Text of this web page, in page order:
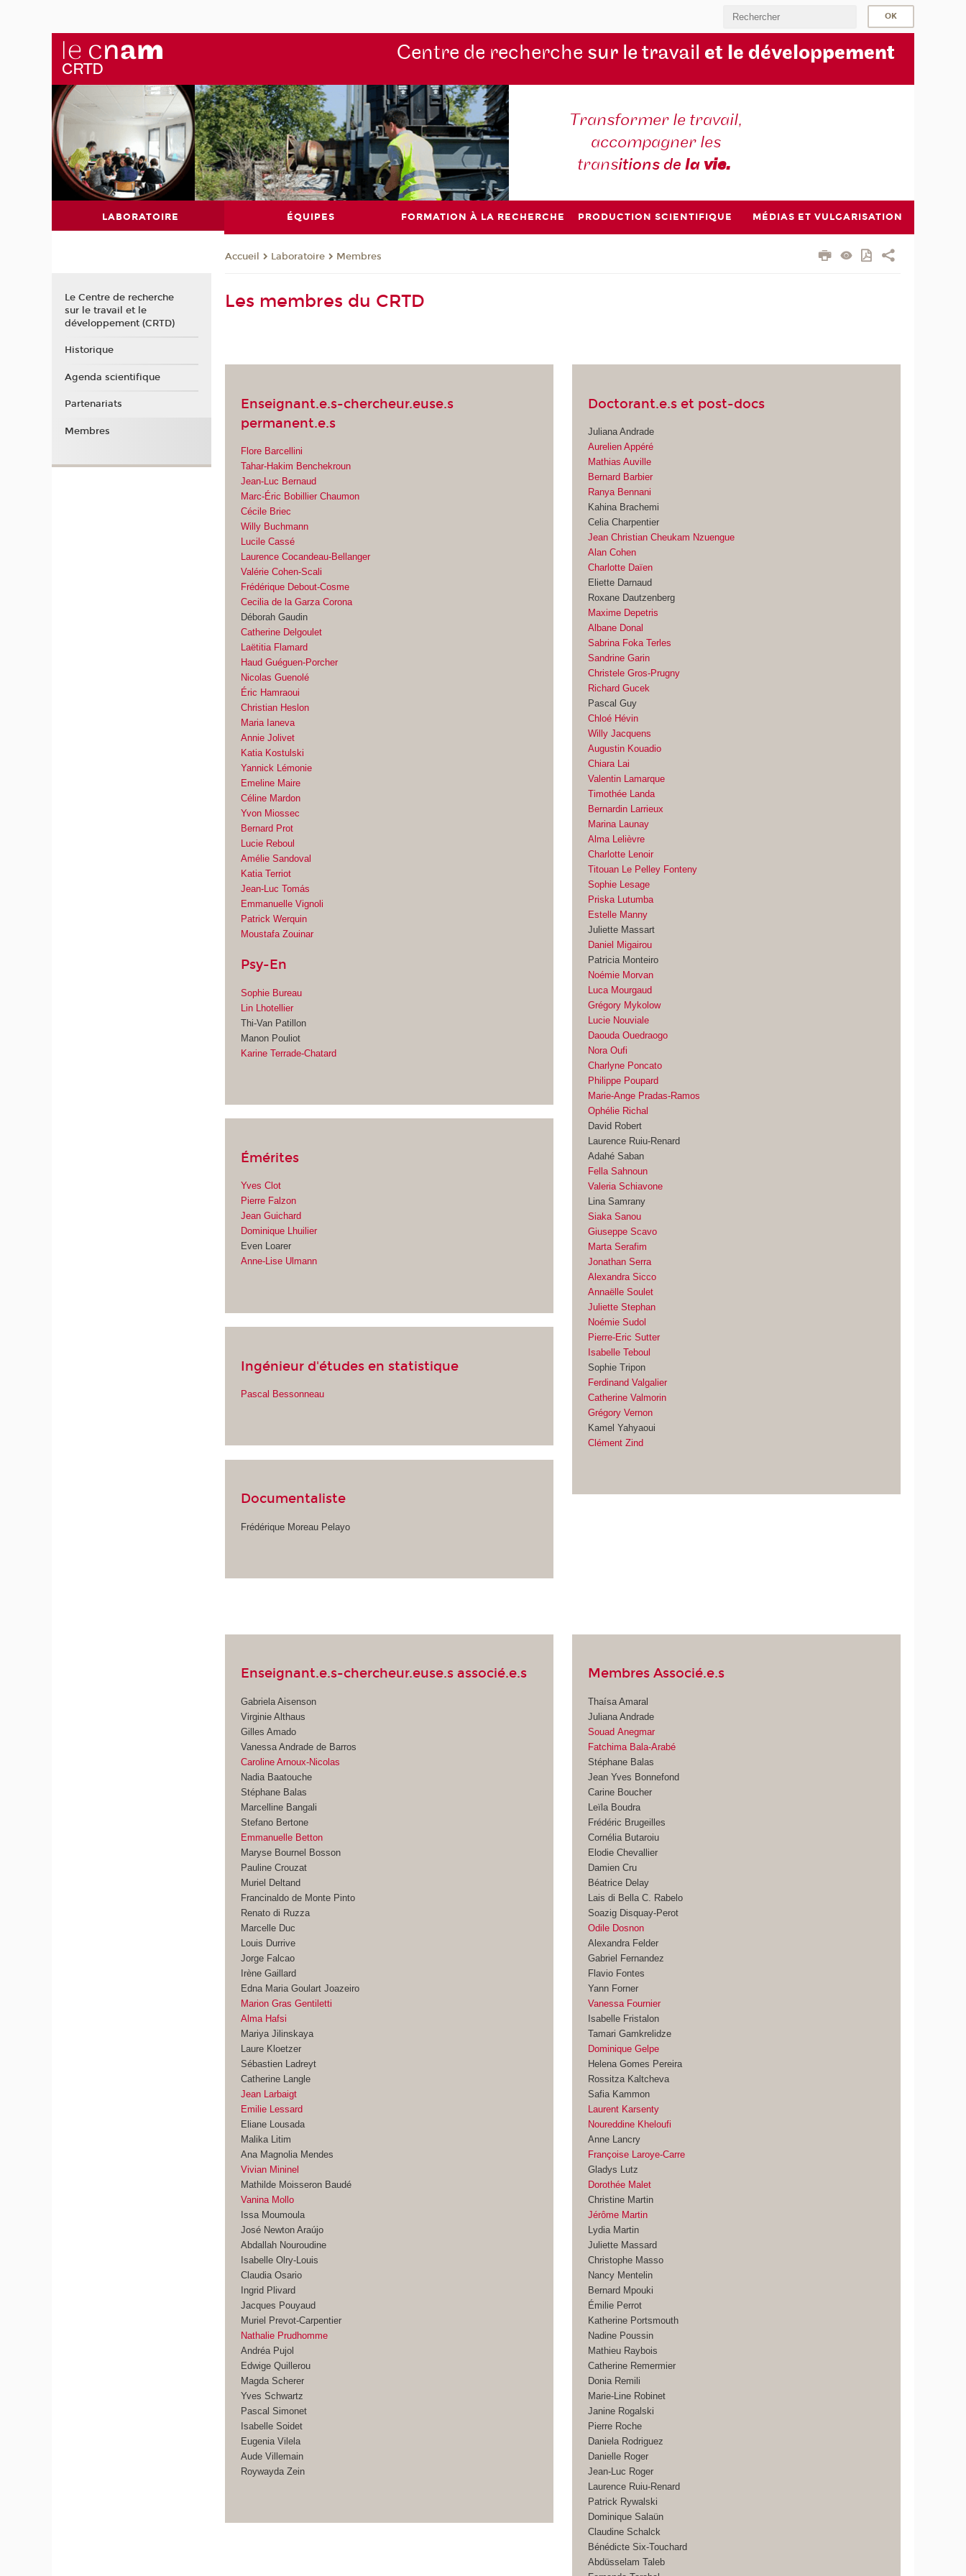
Centre de recherche sur le travail et le développement
Transformer le travail,
accompagner les
transitions de lavie.
LABORATOIRE ÉQUIPES FORMATION À LA RECHERCHE PRODUCTION SCIENTIFIQUE MÉDIAS ET VULGARISATION
Accueil Laboratoire Membres
Les membres du CRTD
Enseignant.e.s-chercheur.euse.s
permanent.e.s
Flore Barcellini
Tahar-Hakim Benchekroun
Jean-Luc Bernaud
Marc-Éric Bobillier Chaumon
Cécile Briec
Willy Buchmann
Lucile Cassé
Laurence Cocandeau-Bellanger
Valérie Cohen-Scali
Frédérique Debout-Cosme
Cecilia de la Garza Corona
Déborah Gaudin
Catherine Delgoulet
Laëtitia Flamard
Haud Guéguen-Porcher
Nicolas Guenolé
Éric Hamraoui
Christian Heslon
Maria Ianeva
Annie Jolivet
Katia Kostulski
Yannick Lémonie
Emeline Maire
Céline Mardon
Yvon Miossec
Bernard Prot
Lucie Reboul
Amélie Sandoval
Katia Terriot
Jean-Luc Tomás
Emmanuelle Vignoli
Patrick Werquin
Moustafa Zouinar
Psy-En
Sophie Bureau
Lin Lhotellier
Thi-Van Patillon
Manon Pouliot
Karine Terrade-Chatard
Émérites
Yves Clot
Pierre Falzon
Jean Guichard
Dominique Lhuilier
Even Loarer
Anne-Lise Ulmann
Ingénieur d'études en statistique
Pascal Bessonneau
Documentaliste
Frédérique Moreau Pelayo
Doctorant.e.s et post-docs
Juliana Andrade
Aurelien Appéré
Mathias Auville
Bernard Barbier
Ranya Bennani
Kahina Brachemi
Celia Charpentier
Jean Christian Cheukam Nzuengue
Alan Cohen
Charlotte Daïen
Eliette Darnaud
Roxane Dautzenberg
Maxime Depetris
Albane Donal
Sabrina Foka Terles
Sandrine Garin
Christele Gros-Prugny
Richard Gucek
Pascal Guy
Chloé Hévin
Willy Jacquens
Augustin Kouadio
Chiara Lai
Valentin Lamarque
Timothée Landa
Bernardin Larrieux
Marina Launay
Alma Lelièvre
Charlotte Lenoir
Titouan Le Pelley Fonteny
Sophie Lesage
Priska Lutumba
Estelle Manny
Juliette Massart
Daniel Migairou
Patricia Monteiro
Noémie Morvan
Luca Mourgaud
Grégory Mykolow
Lucie Nouviale
Daouda Ouedraogo
Nora Oufi
Charlyne Poncato
Philippe Poupard
Marie-Ange Pradas-Ramos
Ophélie Richal
David Robert
Laurence Ruiu-Renard
Adahé Saban
Fella Sahnoun
Valeria Schiavone
Lina Samrany
Siaka Sanou
Giuseppe Scavo
Marta Serafim
Jonathan Serra
Alexandra Sicco
Annaëlle Soulet
Juliette Stephan
Noémie Sudol
Pierre-Eric Sutter
Isabelle Teboul
Sophie Tripon
Ferdinand Valgalier
Catherine Valmorin
Grégory Vernon
Kamel Yahyaoui
Clément Zind
Enseignant.e.s-chercheur.euse.s associé.e.s
Gabriela Aisenson
Virginie Althaus
Gilles Amado
Vanessa Andrade de Barros
Caroline Arnoux-Nicolas
Nadia Baatouche
Stéphane Balas
Marcelline Bangali
Stefano Bertone
Emmanuelle Betton
Maryse Bournel Bosson
Pauline Crouzat
Muriel Deltand
Francinaldo de Monte Pinto
Renato di Ruzza
Marcelle Duc
Louis Durrive
Jorge Falcao
Irène Gaillard
Edna Maria Goulart Joazeiro
Marion Gras Gentiletti
Alma Hafsi
Mariya Jilinskaya
Laure Kloetzer
Sébastien Ladreyt
Catherine Langle
Jean Larbaigt
Emilie Lessard
Eliane Lousada
Malika Litim
Ana Magnolia Mendes
Vivian Mininel
Mathilde Moisseron Baudé
Vanina Mollo
Issa Moumoula
José Newton Araújo
Abdallah Nouroudine
Isabelle Olry-Louis
Claudia Osario
Ingrid Plivard
Jacques Pouyaud
Muriel Prevot-Carpentier
Nathalie Prudhomme
Andréa Pujol
Edwige Quillerou
Magda Scherer
Yves Schwartz
Pascal Simonet
Isabelle Soidet
Eugenia Vilela
Aude Villemain
Roywayda Zein
Membres Associé.e.s
Thaísa Amaral
Juliana Andrade
Souad Anegmar
Fatchima Bala-Arabé
Stéphane Balas
Jean Yves Bonnefond
Carine Boucher
Leïla Boudra
Frédéric Brugeilles
Cornélia Butaroiu
Elodie Chevallier
Damien Cru
Béatrice Delay
Lais di Bella C. Rabelo
Soazig Disquay-Perot
Odile Dosnon
Alexandra Felder
Gabriel Fernandez
Flavio Fontes
Yann Forner
Vanessa Fournier
Isabelle Fristalon
Tamari Gamkrelidze
Dominique Gelpe
Helena Gomes Pereira
Rossitza Kaltcheva
Safia Kammon
Laurent Karsenty
Noureddine Kheloufi
Anne Lancry
Françoise Laroye-Carre
Gladys Lutz
Dorothée Malet
Christine Martin
Jérôme Martin
Lydia Martin
Juliette Massard
Christophe Masso
Nancy Mentelin
Bernard Mpouki
Émilie Perrot
Katherine Portsmouth
Nadine Poussin
Mathieu Raybois
Catherine Remermier
Donia Remili
Marie-Line Robinet
Janine Rogalski
Pierre Roche
Daniela Rodriguez
Danielle Roger
Jean-Luc Roger
Laurence Ruiu-Renard
Patrick Rywalski
Dominique Salaün
Claudine Schalck
Bénédicte Six-Touchard
Abdüsselam Taleb
Le Centre de recherche
sur le travail et le
développement (CRTD)
Historique
Agenda scientifique
Partenariats
Membres